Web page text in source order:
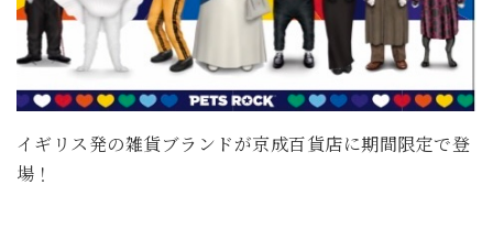
イギリス発の雑貨ブランドが京成百貨店に期間限定で登
場！